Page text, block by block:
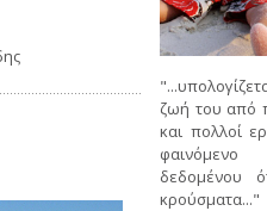
ζωή του από
και πολλοί
φαινόμενο
δεδομένου
κρούσματα..."